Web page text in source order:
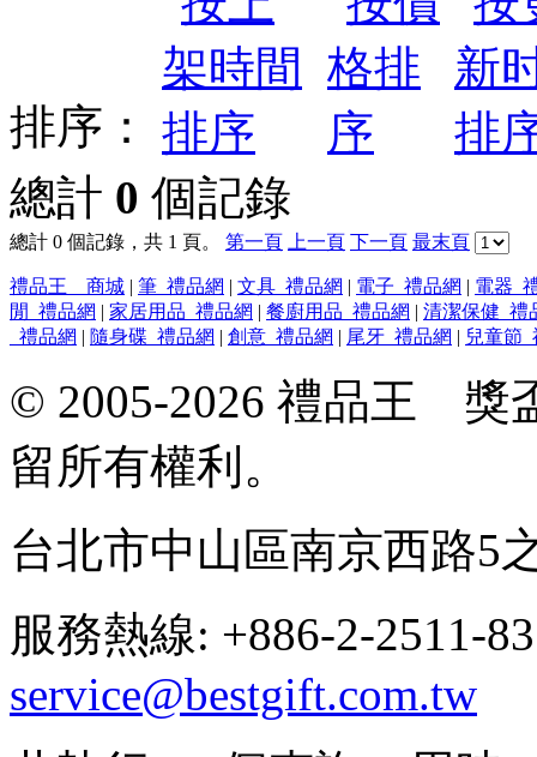
排序：
總計 0 個記錄
總計 0 個記錄，共 1 頁。 第一頁 上一頁 下一頁 最末頁
禮品王 商城 筆_禮品網 文具_禮品網 電子_禮品網
電器_
閒_禮品網
家居用品_禮品網 餐廚用品_禮品網
清潔保健_禮
_禮品網
隨身碟_禮品網 創意_禮品網 尾牙_禮品網 兒童節
© 2005-2026 禮品王 獎
留所有權利。
台北市中山區南京西路5
服務熱線: +886-2-
service@bestgift.com.tw